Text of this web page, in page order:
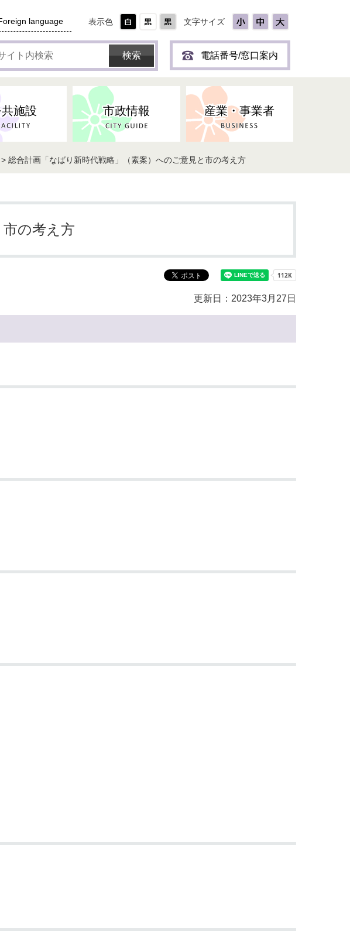
language 表示色 文字サイズ
電話番号/窓口案内
ごみ・リサイクル 環境・ペット・蜂等
水道・下水道 道路・交通・公園・都市計画
かかる各種手当／ひとり
保育所(園)・幼稚園・認定こども
教育・コミュニティスク
高齢者福祉 障害者福祉
生活保護 戦傷・戦没者
施設
子育て・教育 斎場・墓園
市政情報
記者会見 出前トーク
非核平和事業 選挙
市の窓口一覧
産業・事業者
業系ごみ・廃棄物 防災協力事業所登録制度
建築開発等 商工業
> 総合計画「なばり新時代戦略」（素案）へのご意見と市の考え方
の考え方
更新日：2023年3月27日